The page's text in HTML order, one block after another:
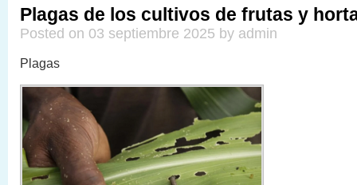
Plagas de los cultivos de frutas y
Posted on 03 septiembre 2025 by admin
Plagas